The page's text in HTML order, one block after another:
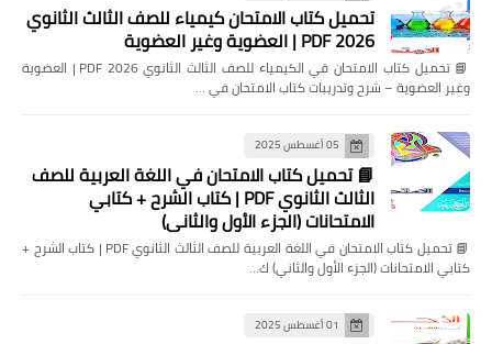
تحميل كتاب الامتحان كيمياء للصف الثالث الثانوي
2026 PDF | العضوية وغير العضوية
📘 تحميل كتاب الامتحان في الكيمياء للصف الثالث الثانوي 2026 PDF | العضوية
وغير العضوية – شرح وتدريبات كتاب الامتحان في …
05 أغسطس 2025
📘 تحميل كتاب الامتحان في اللغة العربية للصف
الثالث الثانوي PDF | كتاب الشرح + كتابي
الامتحانات (الجزء الأول والثاني)
📘 تحميل كتاب الامتحان في اللغة العربية للصف الثالث الثانوي PDF | كتاب الشرح +
كتابي الامتحانات (الجزء الأول والثاني) ك…
01 أغسطس 2025